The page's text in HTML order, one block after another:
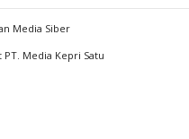
Media Siber
Media Kepri Satu